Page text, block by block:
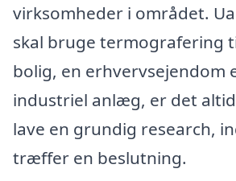
virksomheder i området.
skal bruge termografering
bolig, en erhvervsejendom
industriel anlæg, er det
lave en grundig research,
træffer en beslutning.